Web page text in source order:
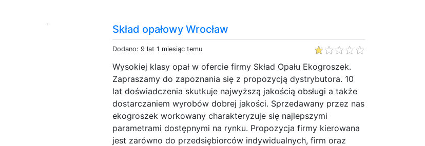
Skład opałowy Wrocław
Dodano: 9 lat 1 miesiąc temu
Wysokiej klasy opał w ofercie firmy Skład Opału Ekogroszek.
Zapraszamy do zapoznania się z propozycją dystrybutora. 10
lat doświadczenia skutkuje najwyższą jakością obsługi a także
dostarczaniem wyrobów dobrej jakości. Sprzedawany przez nas
ekogroszek workowany charakteryzuje się najlepszymi
parametrami dostępnymi na rynku. Propozycja firmy kierowana
jest zarówno do przedsiębiorców indywidualnych, firm oraz